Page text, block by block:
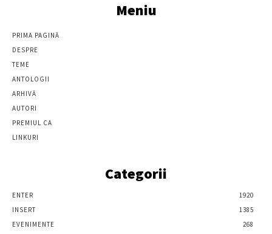
Meniu
PRIMA PAGINĂ
DESPRE
TEME
ANTOLOGII
ARHIVĂ
AUTORI
PREMIUL CA
LINKURI
Categorii
ENTER
1920
INSERT
1385
EVENIMENTE
268